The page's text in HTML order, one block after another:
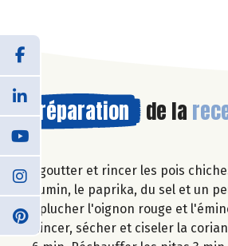
Préparation de la
Égoutter et rincer les pois
cumin, le paprika, du sel et un
Éplucher l'oignon rouge et
Rincer, sécher et ciseler la